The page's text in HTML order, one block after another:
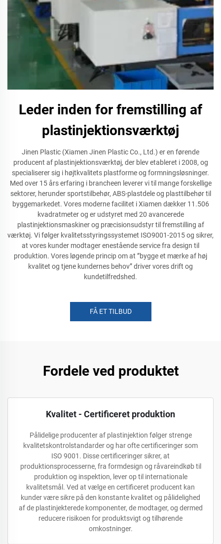
Leder inden for fremstilling af
plastinjektionsværktøj
Jinen Plastic (Xiamen Jinen Plastic Co., Ltd.) er en førende
producent af plastinjektionsværktøj, der blev etableret i 2008, og
specialiserer sig i højtkvalitets plastforme og formningsløsninger.
Med over 15 års erfaring i brancheen leverer vi til mange forskellige
sektorer, herunder sportstilbehør, ABS-plastdele og plasttilbehør til
byggemarkedet. Vores moderne facilitet i Xiamen dækker 11.506
kvadratmeter og er udstyret med 20 avancerede
plastinjektionsmaskiner og præcisionsudstyr til fremstilling af
værktøj. Vi følger kvalitetsstyringssystemet ISO9001-2015 og sikrer,
at vores kunder modtager enestående service fra design til
produktion. Vores løgende princip om at ”bygge et mærke af høj
kvalitet og tjene kundernes behov” driver vores drift og
kundetilfredshed.
FÅ ET TILBUD
Fordele ved produktet
Kvalitet - Certificeret produktion
Pålidelige producenter af plastinjektion følger strenge
kvalitetskontrolstandarder og har ofte certificeringer som
ISO 9001. Disse certificeringer sikrer, at
produktionsprocesserne, fra formdesign og råvareindkøb til
produktion og inspektion, lever op til internationale
kvalitetsmål. Ved at vælge en certificeret producent kan
kunder være sikre på den konstante kvalitet og pålidelighed
af de plastinjekterede komponenter, de modtager, og dermed
reducere risikoen for produktsvigt og tilhørende
omkostninger.